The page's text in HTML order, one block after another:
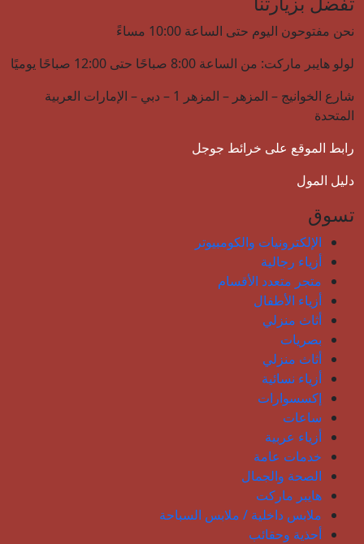
نحن مفتوحون اليوم حتى الساعة 10:00 مساءً
لولو هايبر ماركت: من الساعة 8:00 صباحًا حتى 12:00 صباحًا يوميًا
شارع الخوانيج – المزهر – المزهر 1 – دبي – الإمارات العربية
المتحدة
رابط الموقع على خرائط جوجل
دليل المول
تسوق
الإلكترونيات والكومبيوتر
أزياء رجالية
متجر متعدد الأقسام
أزياء الأطفال
أثاث منزلي
بصريات
أثاث منزلي
أزياء نسائية
إكسسوارات
ساعات
أزياء عربية
خدمات عامة
الصحة والجمال
هايبر ماركت
ملابس داخلية / ملابس السباحة
أحذية وحقائب